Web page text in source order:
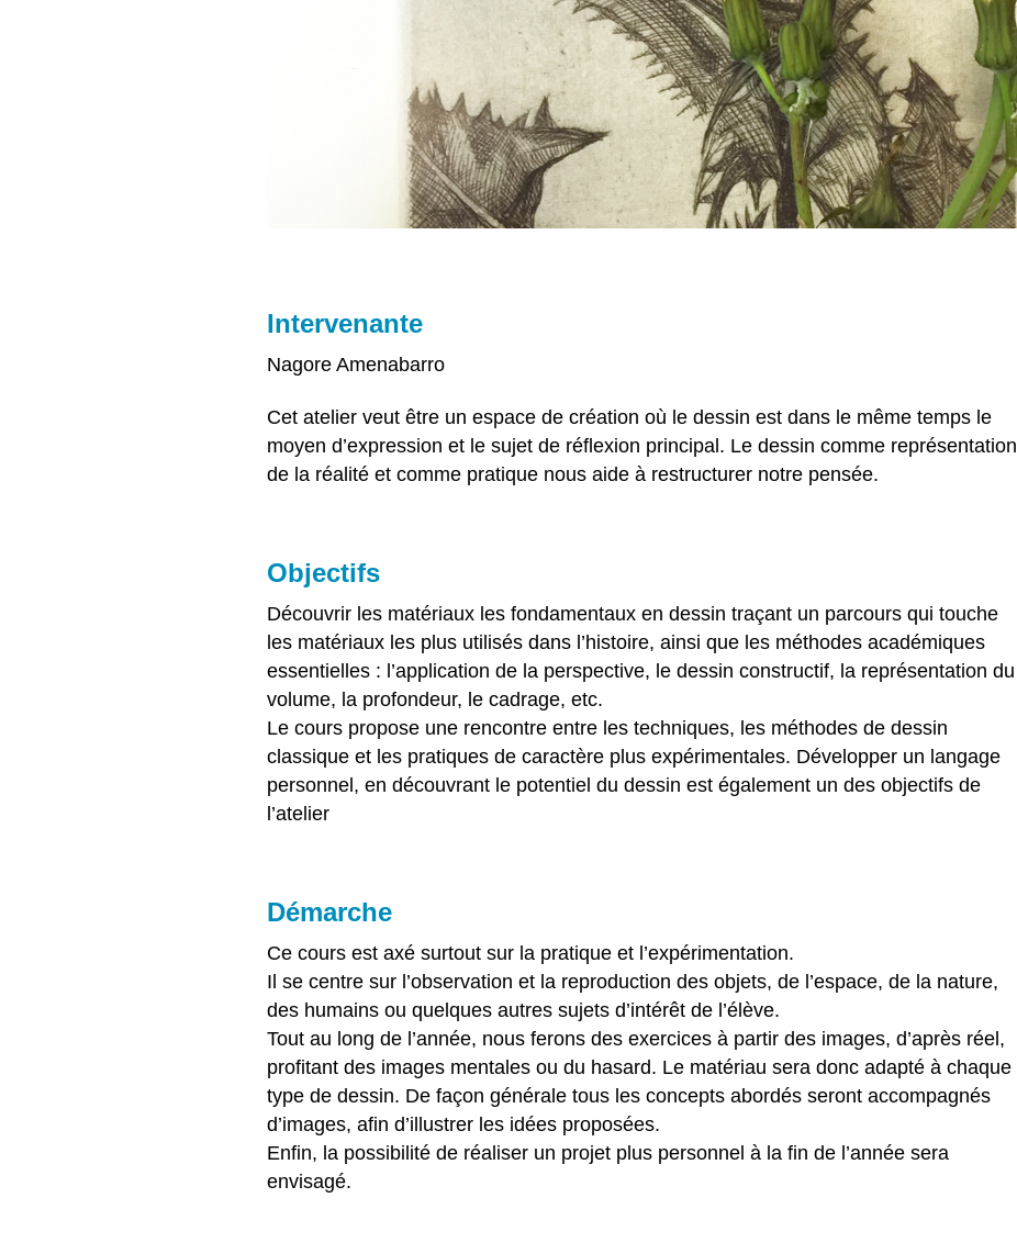
Intervenante
Nagore Amenabarro
Cet atelier veut être un espace de création où le dessin est dans le même temps le
moyen d’expression et le sujet de réflexion principal. Le dessin comme représentation
de la réalité et comme pratique nous aide à restructurer notre pensée.
Objectifs
Découvrir les matériaux les fondamentaux en dessin traçant un parcours qui touche
les matériaux les plus utilisés dans l’histoire, ainsi que les méthodes académiques
essentielles : l’application de la perspective, le dessin constructif, la représentation du
volume, la profondeur, le cadrage, etc.
Le cours propose une rencontre entre les techniques, les méthodes de dessin
classique et les pratiques de caractère plus expérimentales. Développer un langage
personnel, en découvrant le potentiel du dessin est également un des objectifs de
l’atelier
Démarche
Ce cours est axé surtout sur la pratique et l’expérimentation.
Il se centre sur l’observation et la reproduction des objets, de l’espace, de la nature,
des humains ou quelques autres sujets d’intérêt de l’élève.
Tout au long de l’année, nous ferons des exercices à partir des images, d’après réel,
profitant des images mentales ou du hasard. Le matériau sera donc adapté à chaque
type de dessin. De façon générale tous les concepts abordés seront accompagnés
d’images, afin d’illustrer les idées proposées.
Enfin, la possibilité de réaliser un projet plus personnel à la fin de l’année sera
envisagé.